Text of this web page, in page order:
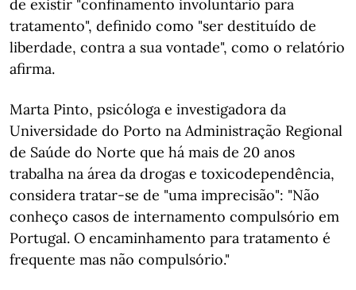
de existir "confinamento involuntário para
tratamento", definido como "ser destituído de
liberdade, contra a sua vontade", como o relatório
afirma.
Marta Pinto, psicóloga e investigadora da
Universidade do Porto na Administração Regional
de Saúde do Norte que há mais de 20 anos
trabalha na área da drogas e toxicodependência,
considera tratar-se de "uma imprecisão": "Não
conheço casos de internamento compulsório em
Portugal. O encaminhamento para tratamento é
frequente mas não compulsório."